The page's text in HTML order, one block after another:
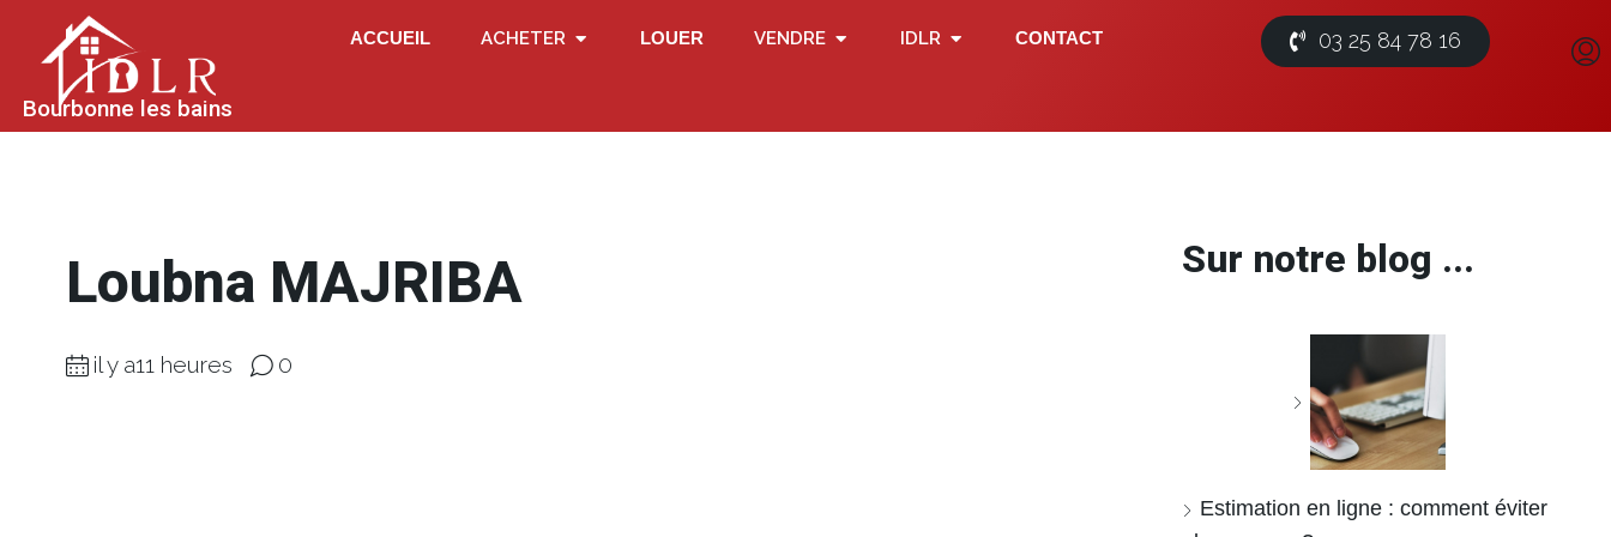
Bourbonne les bains
ACCUEIL ACHETER LOUER VENDRE IDLR CONTACT 03 25 84 78 16
Loubna MAJRIBA
il y a11 heures 0
Sur notre blog ...
Estimation en ligne : comment éviter